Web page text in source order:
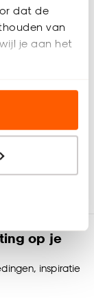
dat de
van
je aan het
ons de
onze andere
jou
zien op
te maken
alleen de
kunt er ook
niet te
op je
inspiratie